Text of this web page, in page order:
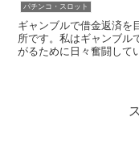
パチンコ・スロット
ギャンブルで借金返済を
所です。私はギャンブル
がるために日々奮闘して